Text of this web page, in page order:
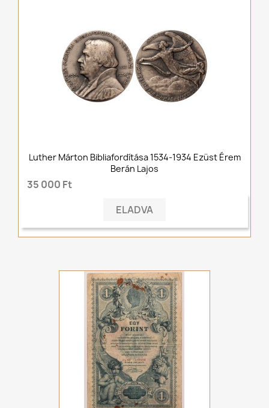
Luther Márton Bibliafordítása 1534-1934 Ezüst Érem
Berán Lajos
35 000 Ft
ELADVA